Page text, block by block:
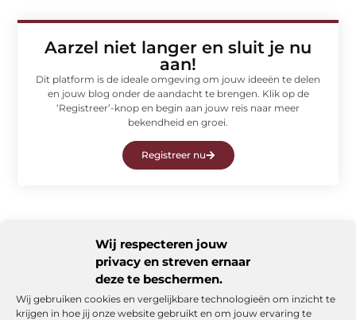
Wij respecteren jouw
privacy en streven ernaar
deze te beschermen.
Wij gebruiken cookies en vergelijkbare technologieën om inzicht te
krijgen in hoe jij onze website gebruikt en om jouw ervaring te
Aarzel niet langer en sluit je nu
aan!
Dit platform is de ideale omgeving om jouw ideeën te delen
en jouw blog onder de aandacht te brengen. Klik op de
‘Registreer’-knop en begin aan jouw reis naar meer
bekendheid en groei.
Registreer nu
Gerelateerde berichtendie u wellicht
interesseren